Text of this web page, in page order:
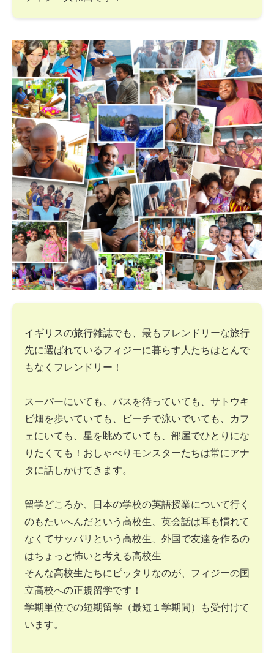
イギリスの旅行雑誌でも、最もフレンドリーな旅行
先に選ばれているフィジーに暮らす人たちはとんで
もなくフレンドリー！
スーパーにいても、バスを待っていても、サトウキ
ビ畑を歩いていても、ビーチで泳いでいても、カフ
ェにいても、星を眺めていても、部屋でひとりにな
りたくても！おしゃべりモンスターたちは常にアナ
タに話しかけてきます。
留学どころか、日本の学校の英語授業について行く
のもたいへんだという高校生、英会話は耳も慣れて
なくてサッパリという高校生、外国で友達を作るの
はちょっと怖いと考える高校生
そんな高校生たちにピッタリなのが、フィジーの国
立高校への正規留学です！
学期単位での短期留学（最短１学期間）も受付けて
います。